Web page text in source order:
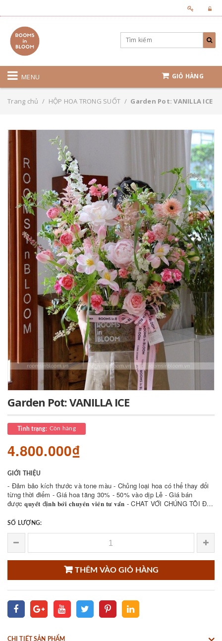
MENU GIỎ HÀNG
Trang chủ / HỘP HOA TRONG SUỐT / Garden Pot: VANILLA ICE
Garden Pot: VANILLA ICE
Tình trạng: Còn hàng
4.800.000₫
GIỚI THIỆU
- Đảm bảo kích thước và tone màu - Chủng loại hoa có thể thay đổi
từng thời điểm - Giá hoa tăng 30% - 50% vào dịp Lễ - Giá bán
được 𝐪𝐮𝐲𝐞̂́𝐭 đ𝐢̣𝐧𝐡 𝐛𝐨̛̉𝐢 𝐜𝐡𝐮𝐲𝐞̂𝐧 𝐯𝐢𝐞̂𝐧 𝐭𝐮̛ 𝐯𝐚̂́𝐧 - CHAT VỚI CHÚNG TÔI ĐỂ
SỐ LƯỢNG:
THÊM VÀO GIỎ HÀNG
CHI TIẾT SẢN PHẨM